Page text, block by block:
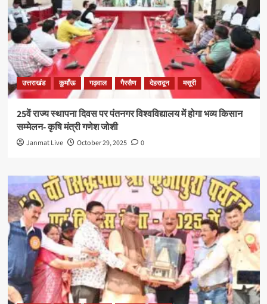
उत्तराखंड कुमाँऊ गढ़वाल गैरसैण देहरादून मसूरी
25वें राज्य स्थापना दिवस पर पंतनगर विश्वविद्यालय में होगा भव्य किसान
सम्मेलन- कृषि मंत्री गणेश जोशी
Janmat Live October 29, 2025 0